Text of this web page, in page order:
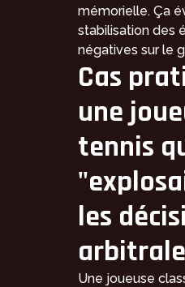
mémorielle. Ça
stabilisation des
négatives sur le
Cas
une
tennis
les
Une joueuse